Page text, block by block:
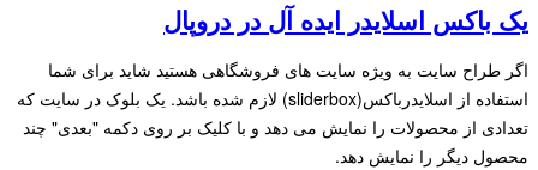
یک باکس اسلایدر ایده آل در دروپال
اگر طراح سایت به ویژه سایت های فروشگاهی هستید شاید برای شما
استفاده از اسلایدرباکس(sliderbox) لازم شده باشد. یک بلوک در سایت که
تعدادی از محصولات را نمایش می دهد و با کلیک بر روی دکمه "بعدی" چند
محصول دیگر را نمایش دهد.